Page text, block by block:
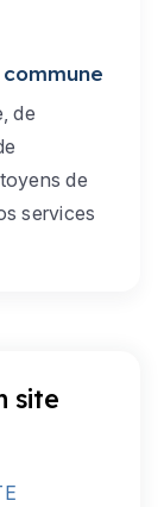
de
de
services
site